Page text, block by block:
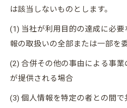
は該当しないものとします。
(1) 当社が利用目的の達成に必
報の取扱いの全部または一部を
(2) 合併その他の事由による事
が提供される場合
(3) 個人情報を特定の者との間